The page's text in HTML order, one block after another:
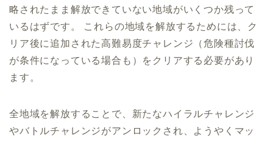
略されたまま解放できていない地域がいくつか残って
いるはずです。 これらの地域を解放するためには、ク
リア後に追加された高難易度チャレンジ（危険種討伐
が条件になっている場合も）をクリアする必要があり
ます。
全地域を解放することで、新たなハイラルチャレンジ
やバトルチャレンジがアンロックされ、ようやくマッ